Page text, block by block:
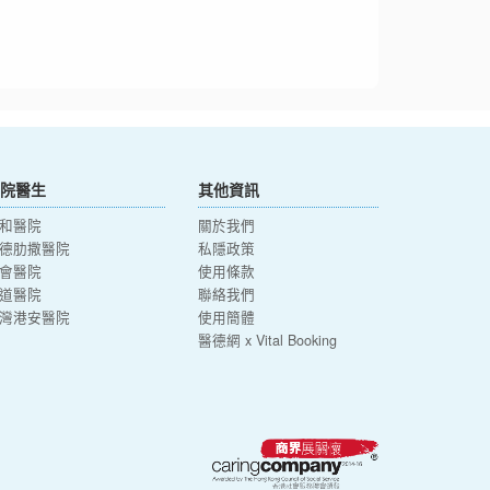
醫生
醫院
肋撒醫院
醫院
醫院
港安醫院
其他資訊
關於我們
私隱政策
使用條款
聯絡我們
使用簡體
醫德網 x Vital Booking